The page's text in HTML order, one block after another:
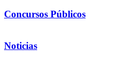
Concursos Públicos
Noticias